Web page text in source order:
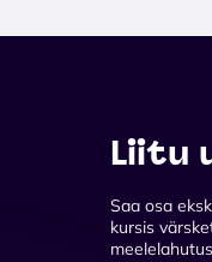
Liitu
Saa osa
kursis